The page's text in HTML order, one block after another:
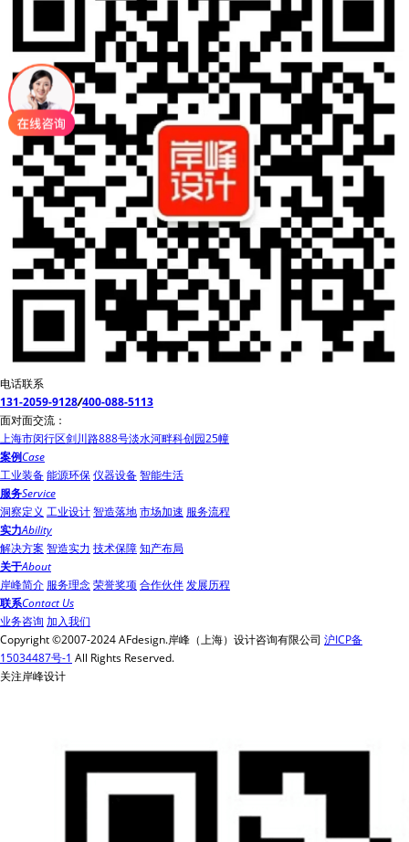
电话联系
131-2059-9128/400-088-5113
面对面交流：
上海市闵行区剑川路888号淡水河畔科创园25幢
案例Case
工业装备能源环保仪器设备智能生活
服务Service
洞察定义 工业设计智造落地市场加速 服务流程
实力Ability
解决方案 智造实力 技术保障知产布局
关于About
岸峰简介 服务理念荣誉奖项合作伙伴发展历程
联系Contact Us
业务咨询 加入我们
Copyright ©2007-2024 AFdesign.岸峰（上海）设计咨询有限公司 沪ICP备
15034487号-1 All Rights Reserved.
关注岸峰设计